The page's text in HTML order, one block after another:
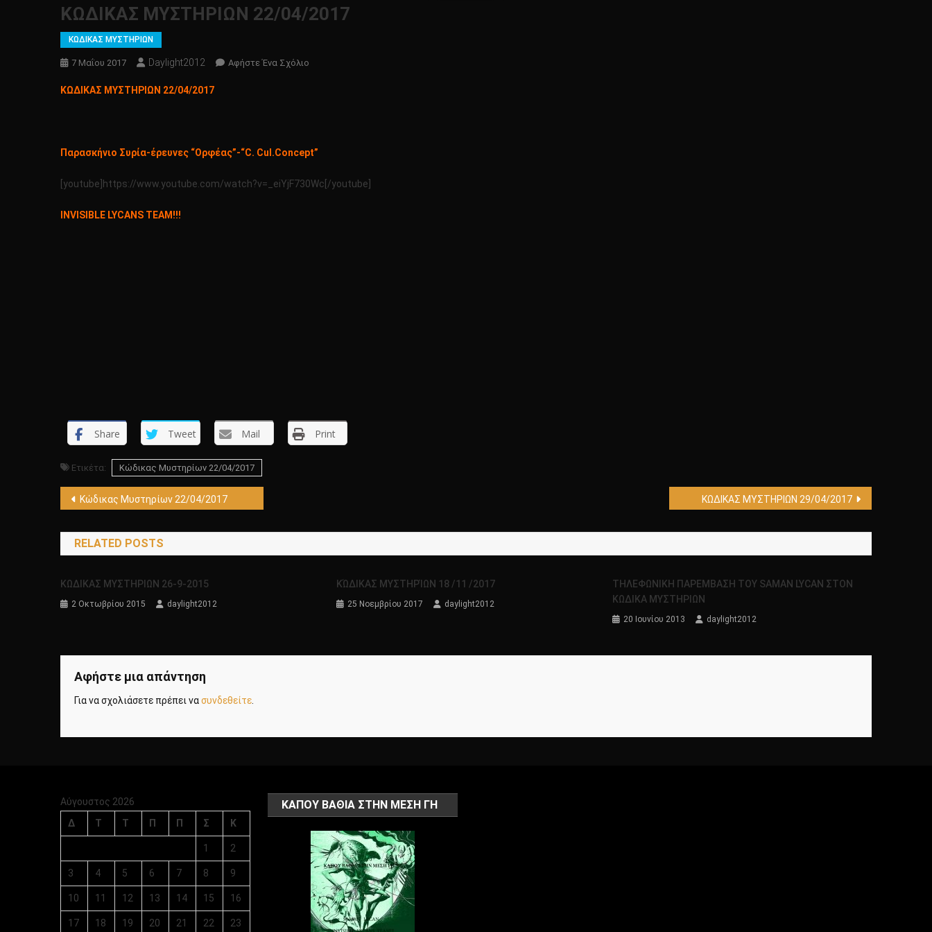
ΚΩΔΙΚΑΣ ΜΥΣΤΗΡΙΩΝ 22/04/2017
ΚΩΔΙΚΑΣ ΜΥΣΤΗΡΙΩΝ
7 Μαΐου 2017 Daylight2012 Αφήστε Ένα Σχόλιο
ΚΩΔΙΚΑΣ ΜΥΣΤΗΡΙΩΝ 22/04/2017
Παρασκήνιο Συρία-έρευνες “Ορφέας”-“C. Cul.Concept”
[youtube]https://www.youtube.com/watch?v=_eiYjF730Wc[/youtube]
INVISIBLE LYCANS TEAM!!!
Share Tweet Mail Print
Ετικέτα: Κώδικας Μυστηρίων 22/04/2017
Πλοήγηση
άρθρων
Κώδικας Μυστηρίων 22/04/2017 ΚΩΔΙΚΑΣ ΜΥΣΤΗΡΙΩΝ 29/04/2017
RELATED POSTS
KΩΔΙΚΑΣ ΜΥΣΤΗΡΙΩΝ 26-9-2015
2 Οκτωβρίου 2015 daylight2012
ΚΏΔΙΚΑΣ ΜΥΣΤΗΡΊΩΝ 18 /11 /2017
25 Νοεμβρίου 2017 daylight2012
ΤΗΛΕΦΩΝΙΚΗ ΠΑΡΕΜΒΑΣΗ ΤΟΥ SAMAN LYCAN ΣΤΟΝ
ΚΩΔΙΚΑ ΜΥΣΤΗΡΙΩΝ
20 Ιουνίου 2013 daylight2012
Αφήστε μια απάντηση
Για να σχολιάσετε πρέπει νασυνδεθείτε.
Αύγουστος 2026
Δ
Τ Τ Π Π Σ Κ
1 2
3 4 5 6 7 8 9
10 11 12 13 14 15 16
17 18 19 20 21 22 23
ΚΑΠΟΥ ΒΑΘΙΑ ΣΤΗΝ ΜΕΣΗ ΓΗ